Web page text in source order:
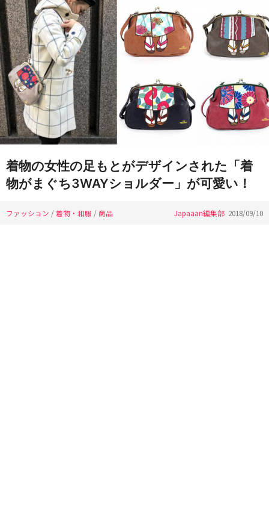
着物の女性の足もとがデザインされた「着
物がまぐち3WAYショルダー」が可愛い！
ファッション /着物・和服 /商品 Japaaan編集部 2018/09/10